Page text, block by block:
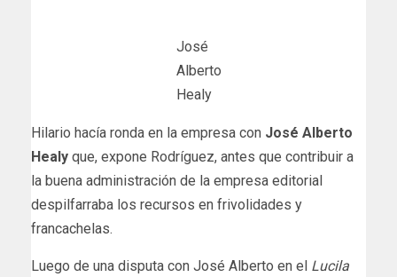
José
Alberto
Healy
Hilario hacía ronda en la empresa con José Alberto
Healy que, expone Rodríguez, antes que contribuir a
la buena administración de la empresa editorial
despilfarraba los recursos en frivolidades y
francachelas.
Luego de una disputa con José Alberto en el Lucila